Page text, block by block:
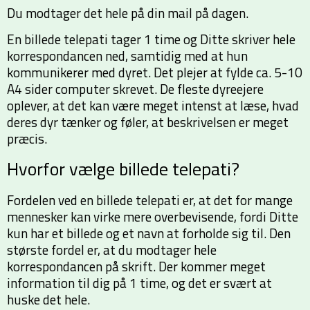
Du modtager det hele på din mail på dagen.
En billede telepati tager 1 time og Ditte skriver hele
korrespondancen ned, samtidig med at hun
kommunikerer med dyret. Det plejer at fylde ca. 5-10
A4 sider computer skrevet. De fleste dyreejere
oplever, at det kan være meget intenst at læse, hvad
deres dyr tænker og føler, at beskrivelsen er meget
præcis.
Hvorfor vælge billede telepati?
Fordelen ved en billede telepati er, at det for mange
mennesker kan virke mere overbevisende, fordi Ditte
kun har et billede og et navn at forholde sig til. Den
største fordel er, at du modtager hele
korrespondancen på skrift. Der kommer meget
information til dig på 1 time, og det er svært at
huske det hele.